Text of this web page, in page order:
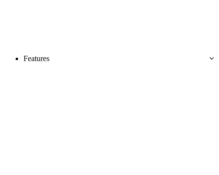
Features